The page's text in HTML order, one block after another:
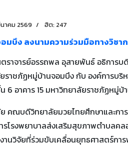
าคม 2569 ฮิต: 247
มบึง ลงนามความร่วมมือทางวิช
ราจารย์อรรถพล อุสายพันธ์ อธิการ
ยราชภัฏหมู่บ้านจอมบึง กับ องค์การบ
6 อาคาร 15 มหาวิทยาลัยราชภัฏหมู่บ้
ย คณบดีวิทยาลัยมวยไทยศึกษาและก
โรงพยาบาลส่งเสริมสุขภาพตำบลค
านวิจัยที่ร่วมขับเคลื่อนยุทธศาสตร์ก